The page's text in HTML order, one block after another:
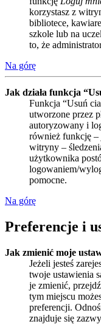
korzystasz z
bibliotece,
szkole lub na
to, że
Na górę
Jak działa funkcja
Funkcja “Usuń
utworzone przez
autoryzowany i
również funkcję –
witryny –
użytkownika
logowaniem/
pomocne.
Na górę
Preferencje i
Jak zmienić moje
Jeżeli jesteś
twoje ustawienia
je zmienić,
tym miejscu
preferencji.
znajduje się